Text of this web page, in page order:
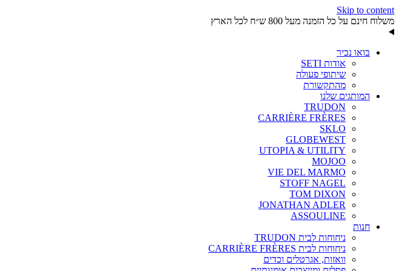
Skip to content
משלוח חינם על כל הזמנה מעל 800 ש״ח לכל הארץ
בואו נכיר
אודות SETI
שיתופי פעולה
מהתקשורת
המותגים שלנו
TRUDON
CARRIÈRE FRÈRES
SKLO
GLOBEWEST
UTOPIA & UTILITY
MOJOO
VIE DEL MARMO
STOFF NAGEL
TOM DIXON
JONATHAN ADLER
ASSOULINE
חנות
ניחוחות לבית TRUDON
ניחוחות לבית CARRIÈRE FRÈRES
וואזות, אגרטלים וכדים